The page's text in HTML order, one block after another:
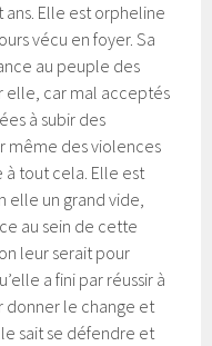
ans. Elle est orpheline
vécu en foyer. Sa
au peuple des
elle, car mal acceptés
à subir des
même des violences
à tout cela. Elle est
elle un grand vide,
au sein de cette
leur serait pour
a fini par réussir à
donner le change et
sait se défendre et